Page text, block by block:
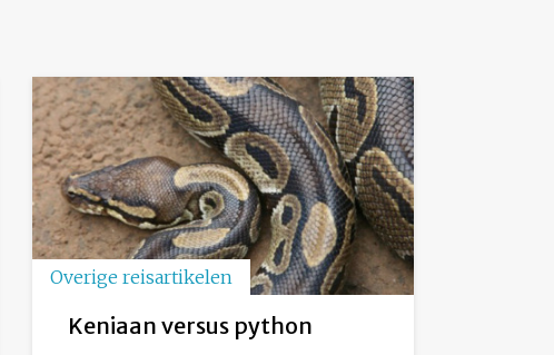
Overige reisartikelen
Keniaan versus python